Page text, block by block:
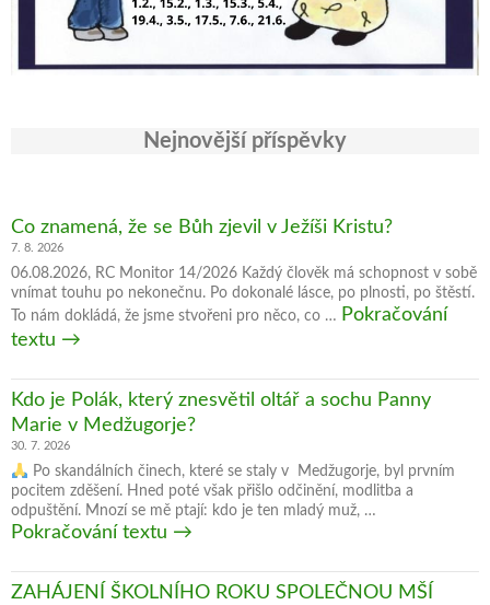
Nejnovější příspěvky
Co znamená, že se Bůh zjevil v Ježíši Kristu?
7. 8. 2026
06.08.2026, RC Monitor 14/2026 Každý člověk má schopnost v sobě
vnímat touhu po nekonečnu. Po dokonalé lásce, po plnosti, po štěstí.
To nám dokládá, že jsme stvořeni pro něco, co … Pokračování
textu Co
že
Bůh
zjevil
v Ježíši
Kristu?
→
Kdo je Polák, který znesvětil oltář a sochu Panny
Marie v Medžugorje?
30. 7. 2026
Po skandálních činech, které se staly v Medžugorje, byl prvním
pocitem zděšení. Hned poté však přišlo odčinění, modlitba a
odpuštění. Mnozí se mě ptají: kdo je ten mladý muž, …
Pokračování textu Kdo
Polák,
→
ZAHÁJENÍ ŠKOLNÍHO ROKU SPOLEČNOU MŠÍ